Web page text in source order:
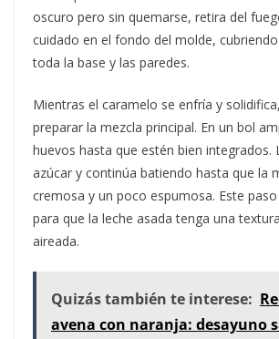
oscuro pero sin quemarse, retira del
cuidado en el fondo del molde,
toda la base y las paredes.
Mientras el caramelo se enfría y
preparar la mezcla principal. En un bol
huevos hasta que estén bien integrados.
azúcar y continúa batiendo hasta que la
cremosa y un poco espumosa. Este
para que la leche asada tenga una
aireada.
Quizás también te interese:
avena con naranja: desayuno